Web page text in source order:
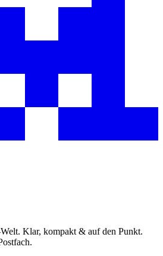
Klar, kompakt & auf den Punkt.